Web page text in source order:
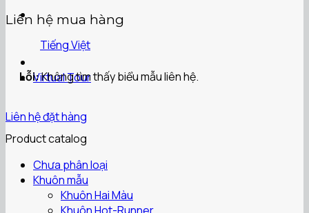
Tiếng Việt
Virtual Tour
Liên hệ mua hàng
Lỗi:Không tìm thấy biểu mẫu liên hệ.
Liên hệ đặt hàng
Product catalog
Chưa phân loại
Khuôn mẫu
Khuôn Hai Màu